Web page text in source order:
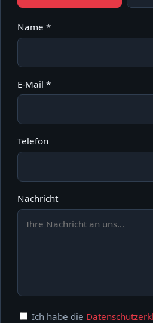
Name *
E-Mail *
Telefon
Nachricht
Ich habe die